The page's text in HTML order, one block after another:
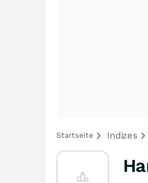
Startseite Indizes